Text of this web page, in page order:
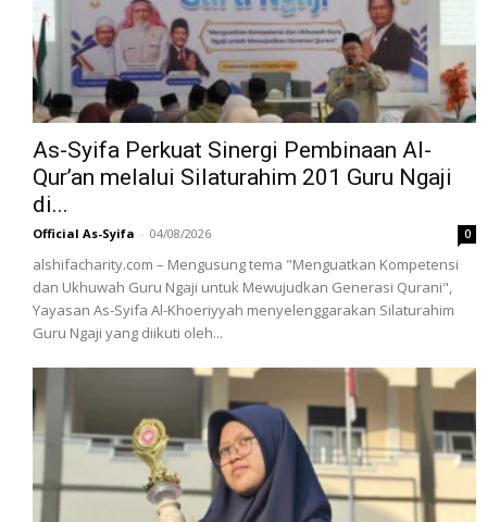
As-Syifa Perkuat Sinergi Pembinaan Al-
Qur’an melalui Silaturahim 201 Guru Ngaji
di...
Official As-Syifa - 04/08/2026 0
alshifacharity.com – Mengusung tema "Menguatkan Kompetensi
dan Ukhuwah Guru Ngaji untuk Mewujudkan Generasi Qurani",
Yayasan As-Syifa Al-Khoeriyyah menyelenggarakan Silaturahim
Guru Ngaji yang diikuti oleh...